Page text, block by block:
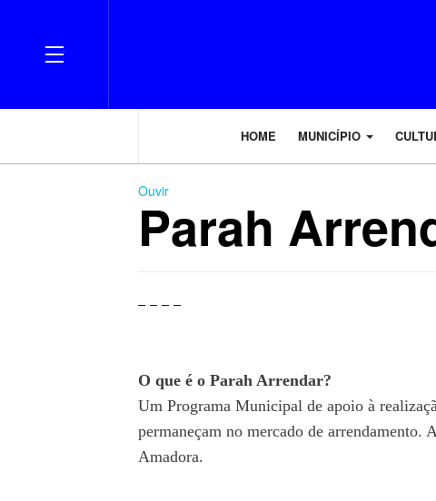
OFF CANVAS
HOME MUNICÍPIO
Ouvir
Parah
O que é o Parah Arrendar?
Um Programa Municipal de apoio à
permaneçam no mercado de
Amadora.